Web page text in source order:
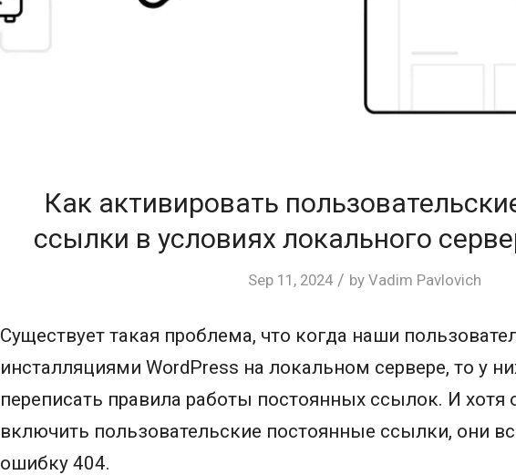
Как активировать
ссылки в условиях локального
Sep 11, 2024 / by Vadim Pavlovich
Существует такая проблема, что когда наши
инсталляциями WordPress на локальном сервере, то у
переписать правила работы постоянных ссылок. И хотя
включить пользовательские постоянные ссылки, они
ошибку 404.